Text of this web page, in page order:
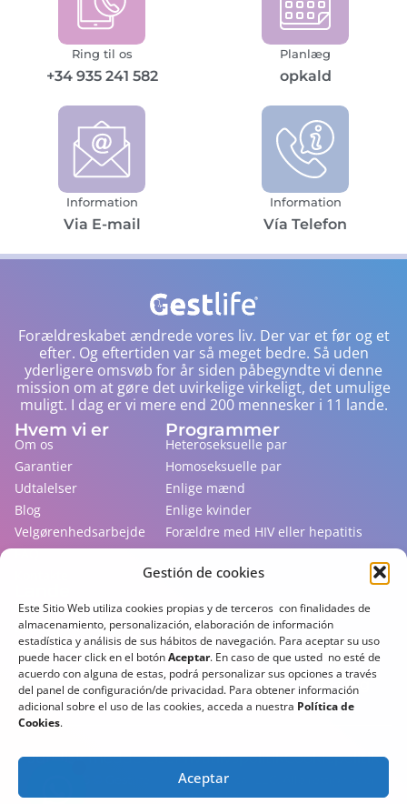
Gestión de cookies
Este Sitio Web utiliza cookies propias y de terceros con finalidades de
almacenamiento, personalización, elaboración de información
estadística y análisis de sus hábitos de navegación. Para aceptar su uso
puede hacer click en el botónAceptar. En caso de que usted no esté de
acuerdo con alguna de estas, podrá personalizar sus opciones a través
del panel de configuración/de privacidad. Para obtener información
adicional sobre el uso de las cookies, acceda a nuestra Política de
Cookies.
Aceptar
Ring til os
+34 935 241 582
Planlæg
opkald
Information
Via E-mail
Information
Vía Telefon
Forældreskabet ændrede vores liv. Der var et før og et
efter. Og eftertiden var så meget bedre. Så uden
yderligere omsvøb for år siden påbegyndte vi denne
mission om at gøre det uvirkelige virkeligt, det umulige
muligt. I dag er vi mere end 200 mennesker i 11 lande.
Hvem vi er
Om os
Garantier
Udtalelser
Blog
Velgørenhedsarbejde
FAQ
Programmer
Heteroseksuelle par
Homoseksuelle par
Enlige mænd
Enlige kvinder
Forældre med HIV eller hepatitis
Hvor rugemoderskabsloven gælder
Lovløst, men hvor det praktiseres
Der ikke tillader udlændinge
Farlige lande
Tilmeld dig vores nyhedsbrev for at holde dig
opdateret!
| Invest Medical LLC. Alle rettigheder
Juridisk meddelelsePrivatlivspolitikCookiepolitik